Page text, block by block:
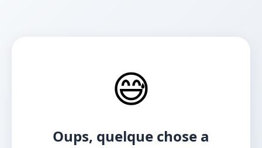
😅
Oups, quelque chose a